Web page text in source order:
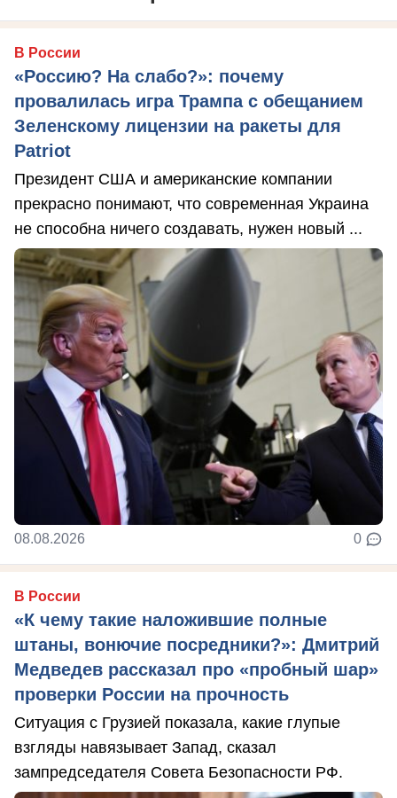
В России
«Россию? На слабо?»: почему
провалилась игра Трампа с обещанием
Зеленскому лицензии на ракеты для
Patriot
Президент США и американские компании
прекрасно понимают, что современная Украина
не способна ничего создавать, нужен новый ...
08.08.2026 0
В России
«К чему такие наложившие полные
штаны, вонючие посредники?»: Дмитрий
Медведев рассказал про «пробный шар»
проверки России на прочность
Ситуация с Грузией показала, какие глупые
взгляды навязывает Запад, сказал
зампредседателя Совета Безопасности РФ.